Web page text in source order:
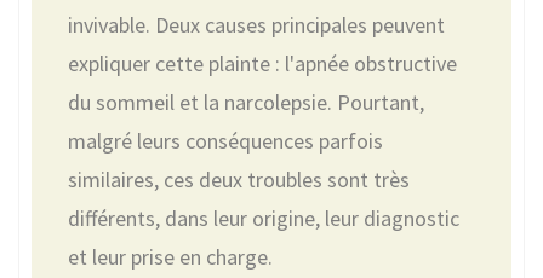
invivable. Deux causes principales peuvent
expliquer cette plainte : l'apnée obstructive
du sommeil et la narcolepsie. Pourtant,
malgré leurs conséquences parfois
similaires, ces deux troubles sont très
différents, dans leur origine, leur diagnostic
et leur prise en charge.